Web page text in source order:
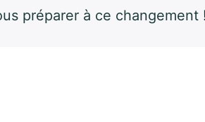
préparer à ce changement !